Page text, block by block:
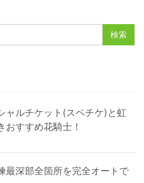
ャルチケット(スペチケ)と虹
おすすめ花騎士！
最深部全箇所を完全オートで